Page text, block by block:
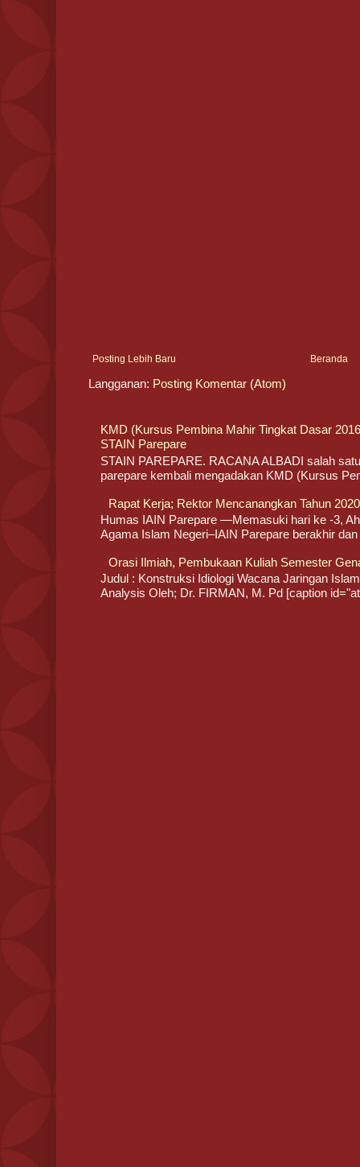
Posting Lebih Baru Beranda
Langganan: Posting Komentar (Atom)
KMD (Kursus Pembina Mahir Tingkat Dasar
STAIN Parepare
STAIN PAREPARE. RACANA ALBADI salah
parepare kembali mengadakan KMD (Kursus
Rapat Kerja; Rektor Mencanangkan Tahun
Humas IAIN Parepare —Memasuki hari ke -3,
Agama Islam Negeri–IAIN Parepare berakhir
Orasi Ilmiah, Pembukaan Kuliah Semester
Judul : Konstruksi Idiologi Wacana Jaringan
Analysis Oleh; Dr. FIRMAN, M. Pd [caption